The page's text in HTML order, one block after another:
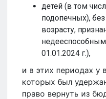
детей (в том
подопечных),
возрасту,
01.01.2024 г.),
и в этих периодах у
которых был
право вернуть из